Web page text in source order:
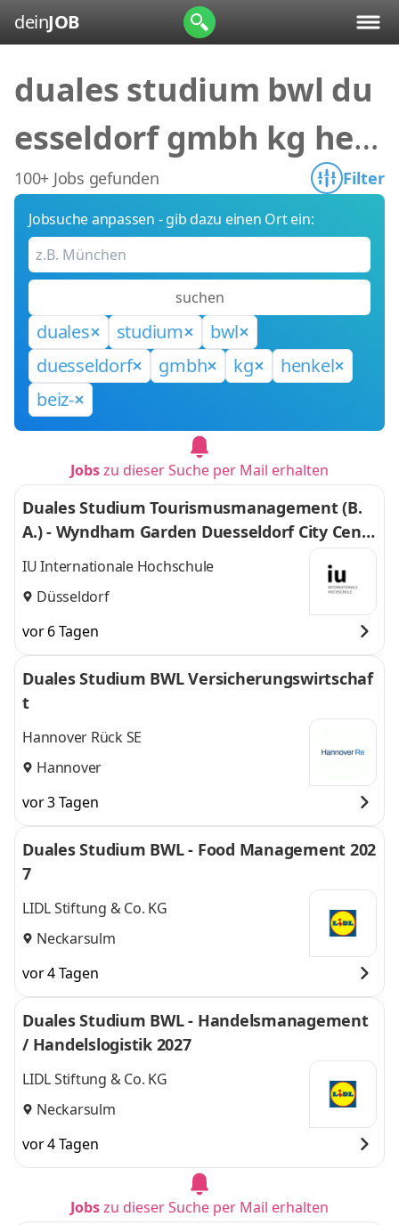
deinJOB
duales studium bwl du
esseldorf gmbh kg hen
kel beiz-
100+ Jobs gefunden Filter
Jobsuche anpassen - gib dazu einen Ort ein:
suchen
duales studium
bwl
duesseldorf
gmbh kg
henkel
beiz-
Jobszu dieser Suche per Mail erhalten
Duales Studium Tourismusmanagement (B.
A.) - Wyndham Garden Duesseldorf City Centr
e Koenigsallee Hotel
IU Internationale Hochschule
Düsseldorf
vor 6 Tagen
Duales Studium BWL Versicherungswirtschaf
t
Hannover Rück SE
Hannover
vor 3 Tagen
Duales Studium BWL - Food Management 202
7
LIDL Stiftung & Co. KG
Neckarsulm
vor 4 Tagen
Duales Studium BWL - Handelsmanagement
/ Handelslogistik 2027
LIDL Stiftung & Co. KG
Neckarsulm
vor 4 Tagen
Jobszu dieser Suche per Mail erhalten